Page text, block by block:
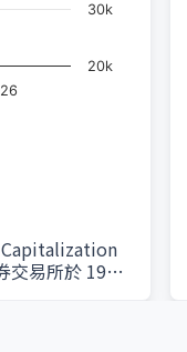
20k
30k
Capitalization
易所於 1967